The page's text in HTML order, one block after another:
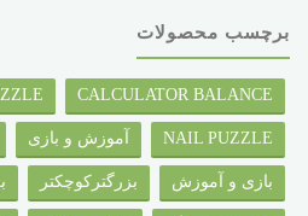
برچسب محصولات
CALCULATOR BALANCE
NAIL PUZZLE آموزش و بازی
بازی و آموزش بزرگترکوچکتر